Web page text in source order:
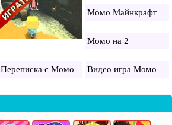
Момо Майнкрафт
Момо на 2
Переписка с Момо Видео игра Момо